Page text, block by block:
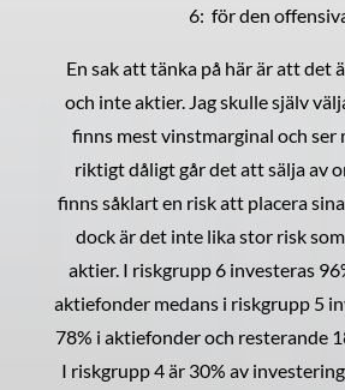
6: för den
En sak att tänka på här är att det
och inte aktier. Jag skulle själv
finns mest vinstmarginal och ser
riktigt dåligt går det att sälja av
finns såklart en risk att placera
dock är det inte lika stor risk
aktier. I riskgrupp 6 investeras
aktiefonder medans i riskgrupp 5
78% i aktiefonder och resterande
I riskgrupp 4 är 30% av